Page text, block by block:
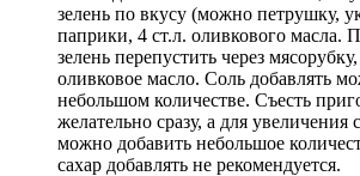
зелень по вкусу (можно петрушку,
паприки, 4 ст.л. оливкового масла.
зелень перепустить через
оливковое масло. Соль добавлять
небольшом количестве. Съесть
желательно сразу, а для увеличения
можно добавить небольшое
сахар добавлять не рекомендуется.